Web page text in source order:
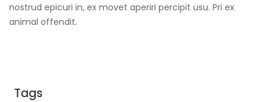
nostrud epicuri in, ex movet aperiri percipit usu. Pri ex
animal offendit.
Tags